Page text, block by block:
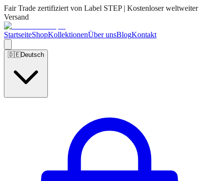
Fair Trade zertifiziert von Label STEP | Kostenloser weltweiter
Versand
StartseiteShopKollektionenÜber unsBlogKontakt
🇩🇪Deutsch